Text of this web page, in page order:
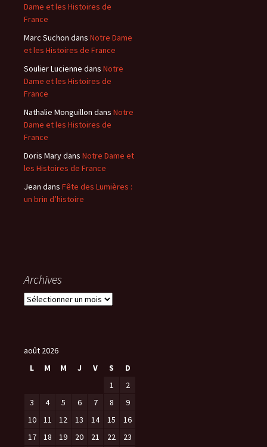
Dame et les Histoires de
France
Marc Suchon dans Notre Dame
et les Histoires de France
Soulier Lucienne dans Notre
Dame et les Histoires de
France
Nathalie Monguillon dans Notre
Dame et les Histoires de
France
Doris Marydans Notre Dame et
les Histoires de France
Jean dans Fête des Lumières :
un brin d’histoire
Archives
A
iaoût 2026
L
M M J V S
D
1
2
3
4 5 6 7 8
9
10
11 12 13 14 15
16
17
18 19 20 21 22 23